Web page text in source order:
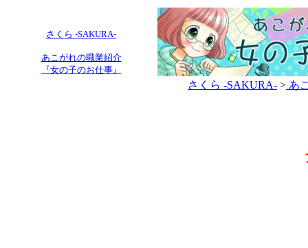
さくら -SAKURA-
あこがれの職業紹介
『女の子のお仕事』
さくら -SAKURA- > あ